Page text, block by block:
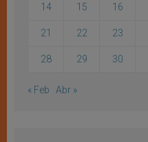
14 15 16
21 22 23
28 29 30
« Feb Abr »